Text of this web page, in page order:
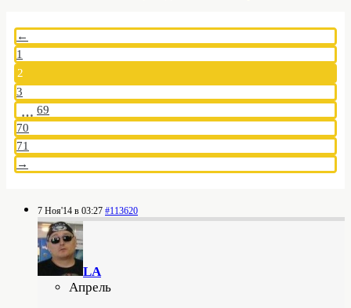
←
1
2
3
… 69
70
71
→
7 Ноя'14 в 03:27 #113620
LA
Апрель